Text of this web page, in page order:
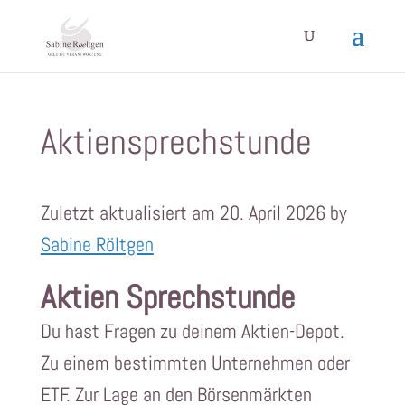
Aktiensprechstunde
Zuletzt aktualisiert am 20. April 2026 by
Sabine Röltgen
Aktien Sprechstunde
Du hast Fragen zu deinem Aktien-Depot.
Zu einem bestimmten Unternehmen oder
ETF. Zur Lage an den Börsenmärkten